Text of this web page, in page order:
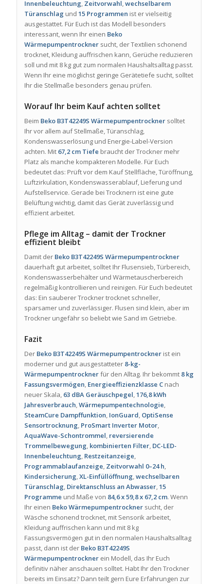
Innenbeleuchtung, Zeitvorwahl,wechselbarem
Türanschlag und 15 Programmen ist er vielseitig
ausgestattet. Für Euch ist das Modell besonders
interessant, wenn Ihr einen Beko
Wärmepumpentrocknersucht, der Textilien schonend
trocknet, Kleidung auffrischen kann, Gerüche reduzieren
soll und mit 8 kg gut zum normalen Haushaltsalltag passt.
Wenn Ihr eine möglichst geringe Gerätetiefe sucht, solltet
Ihr die Stellmaße besonders genau prüfen.
Worauf Ihr beim Kauf achten solltet
Beim Beko B3T42249S Wärmepumpentrocknersolltet
Ihr vor allem auf Stellmaße, Türanschlag,
Kondenswasserlösung und Energie-Label-Version
achten. Mit 67,2 cm Tiefe braucht der Trockner mehr
Platz als manche kompakteren Modelle. Für Euch
bedeutet das: Prüft vor dem Kauf Stellfläche, Türöffnung,
Luftzirkulation, Kondenswasserablauf, Lieferung und
Aufstellservice. Gerade bei Trocknern ist eine gute
Belüftung wichtig, damit das Gerät zuverlässig und
effizient arbeitet.
Pflege im Alltag – damit der Trockner
effizient bleibt
Damit der Beko B3T42249S Wärmepumpentrockner
dauerhaft gut arbeitet, solltet Ihr Flusensieb, Türbereich,
Kondenswasserbehälter und Wärmetauscherbereich
regelmäßig kontrollieren und reinigen. Für Euch bedeutet
das: Ein sauberer Trockner trocknet schneller,
sparsamer und zuverlässiger. Flusen sind klein, aber im
Trockner ungefähr so beliebt wie Sand im Getriebe.
Fazit
Der Beko B3T42249S Wärmepumpentrocknerist ein
moderner und gut ausgestatteter 8-kg-
Wärmepumpentrocknerfür den Alltag. Ihr bekommt 8 kg
Fassungsvermögen, Energieeffizienzklasse Cnach
neuer Skala, 63 dBA Geräuschpegel,176,8 kWh
Jahresverbrauch,Wärmepumpentechnologie,
SteamCure Dampffunktion, IonGuard, OptiSense
Sensortrocknung, ProSmart Inverter Motor,
AquaWave-Schontrommel, reversierende
Trommelbewegung, kombinierten Filter, DC-LED-
Innenbeleuchtung, Restzeitanzeige,
Programmablaufanzeige, Zeitvorwahl 0–24 h,
Kindersicherung,XL-Einfüllöffnung,wechselbaren
Türanschlag, Direktanschluss an Abwasser,15
Programme und Maße von 84,6 x 59,8 x 67,2 cm. Wenn
Ihr einen Beko Wärmepumpentrocknersucht, der
Wäsche schonend trocknet, mit Sensorik arbeitet,
Kleidung auffrischen kann und mit 8 kg
Fassungsvermögen gut in den normalen Haushaltsalltag
passt, dann ist der Beko B3T42249S
Wärmepumpentrocknerein Modell, das Ihr Euch
definitiv näher anschauen solltet. Habt Ihr den Trockner
bereits im Einsatz? Dann teilt gern Eure Erfahrungen zur